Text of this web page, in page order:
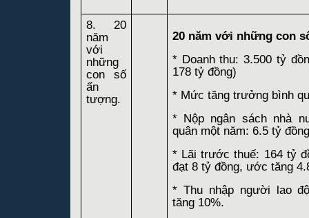
8. 20
năm
với
những
con số
ấn
tượng.
20 năm với những con
* Doanh thu: 3.500 tỷ
178 tỷ đồng)
* Mức tăng trưởng bình
* Nộp ngân sách nhà
quân một năm: 6.5 tỷ
* Lãi trước thuế: 164 tỷ
đạt 8 tỷ đồng, ước tăng
* Thu nhập người lao
tăng 10%.